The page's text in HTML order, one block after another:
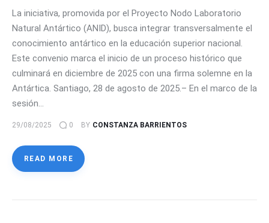
La iniciativa, promovida por el Proyecto Nodo Laboratorio
Natural Antártico (ANID), busca integrar transversalmente el
conocimiento antártico en la educación superior nacional.
Este convenio marca el inicio de un proceso histórico que
culminará en diciembre de 2025 con una firma solemne en la
Antártica. Santiago, 28 de agosto de 2025.– En el marco de la
sesión…
29/08/2025 0 BY CONSTANZA BARRIENTOS
READ MORE